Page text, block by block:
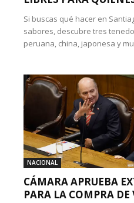
Si buscas qué hacer en
sabores, descubre tres
peruana, china, japonesa y
NACIONAL
CÁMARA APRUEBA
PARA LA COMPRA DE